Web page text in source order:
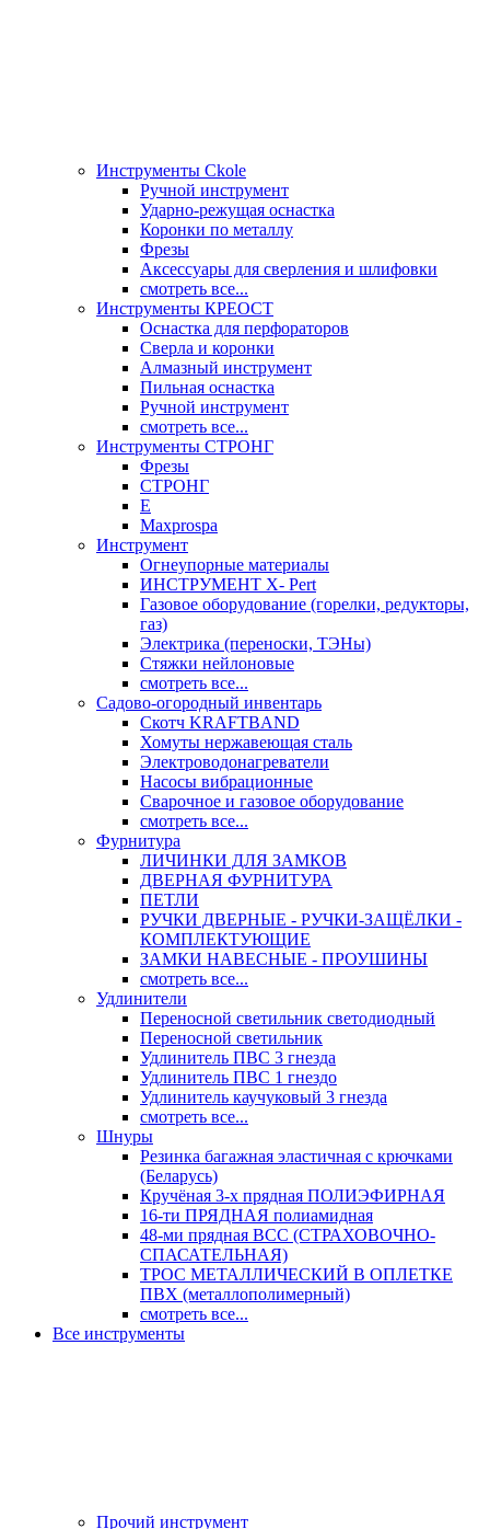
Инструменты Ckole
Ручной инструмент
Ударно‑режущая оснастка
Коронки по металлу
Фрезы
Аксессуары для сверления и шлифовки
смотреть все...
Инструменты КРЕОСТ
Оснастка для перфораторов
Сверла и коронки
Алмазный инструмент
Пильная оснастка
Ручной инструмент
смотреть все...
Инструменты СТРОНГ
Фрезы
СТРОНГ
Е
Maxprospa
Инструмент
Огнеупорные материалы
ИНСТРУМЕНТ X- Pert
Газовое оборудование (горелки, редукторы,
газ)
Электрика (переноски, ТЭНы)
Стяжки нейлоновые
смотреть все...
Садово-огородный инвентарь
Скотч KRAFTBAND
Хомуты нержавеющая сталь
Электроводонагреватели
Насосы вибрационные
Сварочное и газовое оборудование
смотреть все...
Фурнитура
ЛИЧИНКИ ДЛЯ ЗАМКОВ
ДВЕРНАЯ ФУРНИТУРА
ПЕТЛИ
РУЧКИ ДВЕРНЫЕ - РУЧКИ-ЗАЩЁЛКИ -
КОМПЛЕКТУЮЩИЕ
ЗАМКИ НАВЕСНЫЕ - ПРОУШИНЫ
смотреть все...
Удлинители
Переносной светильник светодиодный
Переносной светильник
Удлинитель ПВС 3 гнезда
Удлинитель ПВС 1 гнездо
Удлинитель каучуковый 3 гнезда
смотреть все...
Шнуры
Резинка багажная эластичная с крючками
(Беларусь)
Кручёная 3-х прядная ПОЛИЭФИРНАЯ
16-ти ПРЯДНАЯ полиамидная
48-ми прядная ВСС (СТРАХОВОЧНО-
СПАСАТЕЛЬНАЯ)
ТРОС МЕТАЛЛИЧЕСКИЙ В ОПЛЕТКЕ
ПВХ (металлополимерный)
смотреть все...
Все инструменты
Прочий инструмент